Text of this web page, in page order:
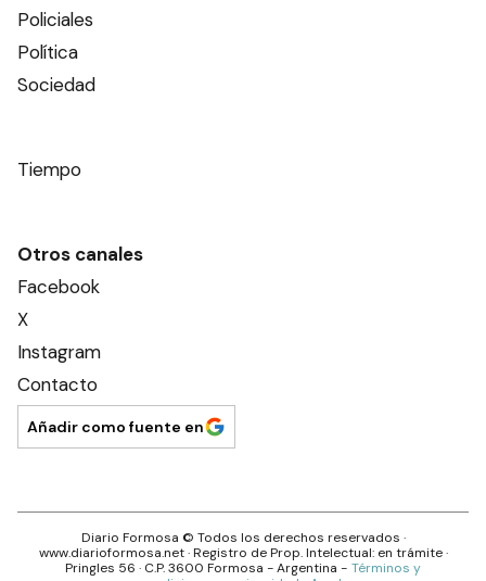
Policiales
Política
Sociedad
Tiempo
Otros canales
Facebook
X
Instagram
Contacto
Añadir como fuente en
Diario Formosa © Todos los derechos reservados ·
www.diarioformosa.net · Registro de Prop. Intelectual: en trámite ·
Pringles 56 · C.P.3600 Formosa - Argentina - Términos y